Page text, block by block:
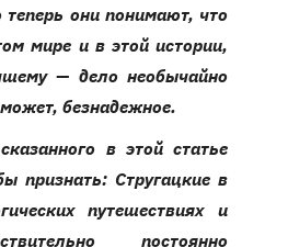
теперь они понимают, что
мире и в этой истории,
— дело необычайно
безнадежное.
в этой статье
признать: Стругацкие в
путешествиях и
постоянно